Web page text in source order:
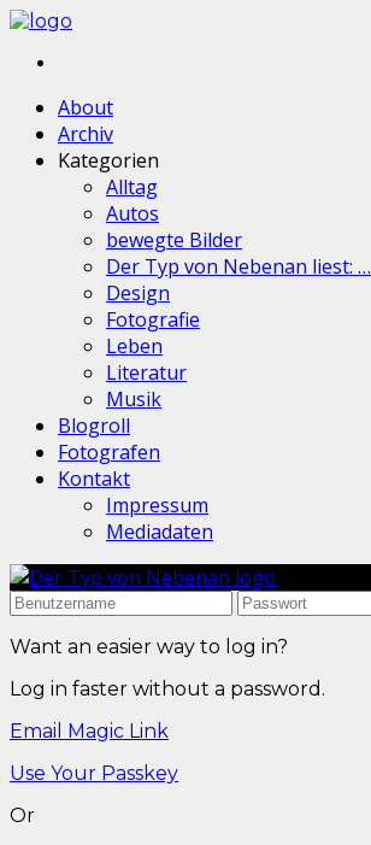
About
Archiv
Kategorien
Alltag
Autos
bewegte Bilder
Der Typ von Nebenan liest: …
Design
Fotografie
Leben
Literatur
Musik
Blogroll
Fotografen
Kontakt
Impressum
Mediadaten
Want an easier way to log in?
Log in faster without a password.
Email Magic Link
Use Your Passkey
Or